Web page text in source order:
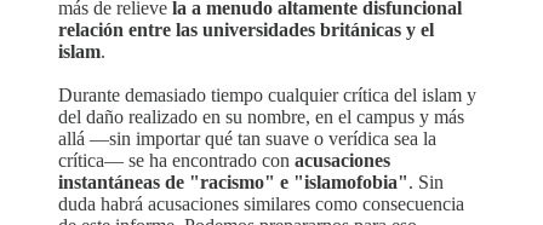
más de relieve la a menudo altamente disfuncional
relación entre las universidades británicas y el
islam.
Durante demasiado tiempo cualquier crítica del islam y
del daño realizado en su nombre, en el campus y más
allá —sin importar qué tan suave o verídica sea la
crítica— se ha encontrado con acusaciones
instantáneas de "racismo" e "islamofobia". Sin
duda habrá acusaciones similares como consecuencia